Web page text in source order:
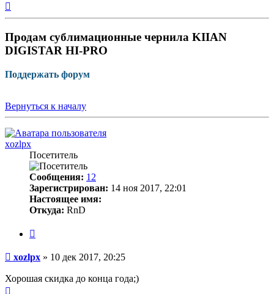
Продам сублимационные чернила KIIAN
DIGISTAR HI-PRO
Поддержать форум
Вернуться к началу
xozlpx
Посетитель
Сообщения: 12
Зарегистрирован: 14 ноя 2017, 22:01
Настоящее имя:
Откуда: RnD
Непрочитанное
xozlpx » 10 дек 2017, 20:25
Хорошая скидка до конца года;)